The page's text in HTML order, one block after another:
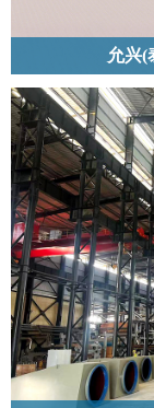
允兴(
允兴(泰国)股份有限公
与办公楼项目，以包